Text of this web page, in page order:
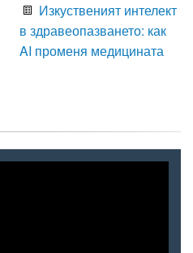
Изкуственият интелект
в здравеопазването: как
AI променя медицината